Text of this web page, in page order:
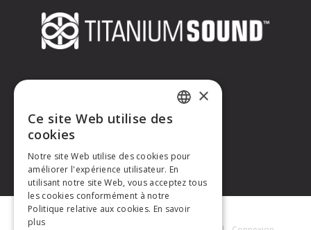
CONTACTEZ-NOUS
Titanium Sound
Tél. : +33 (0)6 32 67 07 96
E-mail :contact@titaniumsound.fr
ENGLISH
×
Ce site Web utilise des
cookies
Notre site Web utilise des cookies pour
améliorer l'expérience utilisateur. En
utilisant notre site Web, vous acceptez tous
les cookies conformément à notre
Politique relative aux cookies. En savoir
plus